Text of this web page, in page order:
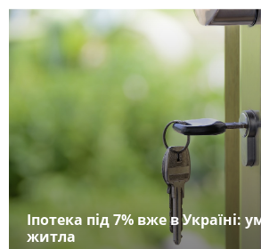
Іпотека під 7% вже в Україні:
житла